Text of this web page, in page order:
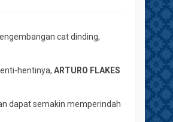
cat dinding,
hentinya,ARTURO FLAKES
dapat semakin memperindah